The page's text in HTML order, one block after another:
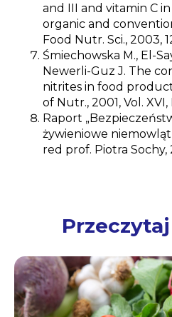
and III and vitamin C
organic and
Food Nutr. Sci., 2003,
Śmiechowska M., El-
Newerli-Guz J. The
nitrites in food
of Nutr., 2001, Vol. XVI,
Raport
żywieniowe niemowląt
red prof. Piotra Sochy,